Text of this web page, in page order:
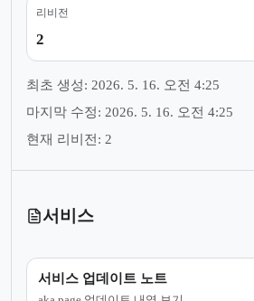
리비전
2
최초 생성: 2026. 5. 16. 오전 4:25
마지막 수정: 2026. 5. 16. 오전 4:25
현재 리비전: 2
서비스
서비스 업데이트 노트